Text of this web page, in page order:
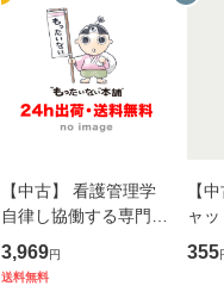
【中古】 看護管理学
自律し協働する専門職
の看護マネジメントス
キル 改訂第3版 (看護
3,969円
送料無料
【
ャッ
ーン
【
355